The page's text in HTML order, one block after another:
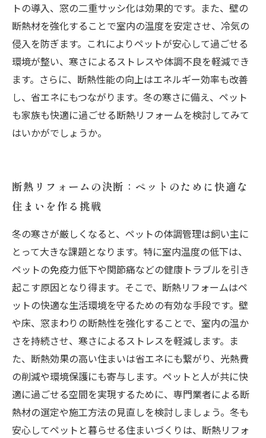
トの導入、窓の二重サッシ化は効果的です。また、壁の
断熱材を強化することで室内の温度を安定させ、冷気の
侵入を防ぎます。これによりペットが安心して過ごせる
環境が整い、寒さによるストレスや体調不良を軽減でき
ます。さらに、断熱性能の向上はエネルギー効率も改善
し、省エネにもつながります。冬の寒さに備え、ペット
も家族も快適に過ごせる断熱リフォームを検討してみて
はいかがでしょうか。
断熱リフォームの決断：ペットのために快適な
住まいを作る挑戦
冬の寒さが厳しくなると、ペットの体調管理は飼い主に
とって大きな課題となります。特に室内温度の低下は、
ペットの免疫力低下や関節痛などの健康トラブルを引き
起こす原因となり得ます。そこで、断熱リフォームはペ
ットの快適な生活環境を守るための有効な手段です。壁
や床、窓まわりの断熱性を強化することで、室内の温か
さを持続させ、寒さによるストレスを軽減します。ま
た、断熱効果の高い住まいは省エネにも繋がり、光熱費
の削減や環境保護にも寄与します。ペットと人が共に快
適に過ごせる空間を実現するために、専門業者による断
熱材の選定や施工方法の見直しを検討しましょう。冬も
安心してペットと暮らせる住まいづくりは、断熱リフォ